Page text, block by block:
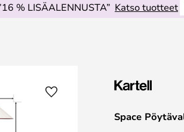
% LISÄALENNUSTA” Katso tuotteet
Space